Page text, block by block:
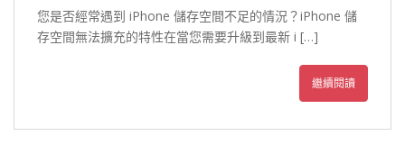
您是否經常遇到 iPhone 儲存空間不足的情況？iPhone 儲
存空間無法擴充的特性在當您需要升級到最新 i […]
繼續閱讀